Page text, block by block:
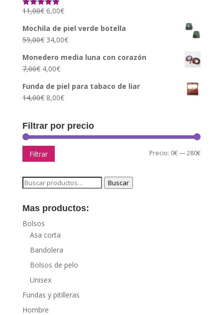
Valorado con
11,00€ 6,00€
Mochila de piel verde botella
59,00€ 34,00€
Monedero media luna con corazón
7,00€ 4,00€
Funda de piel para tabaco de liar
14,00€ 8,00€
Filtrar por precio
Precio
Precio
Filtrar Precio: 0€—280€
Buscar
Buscar
Mas productos:
Bolsos
Asa corta
Bandolera
Bolsos de pelo
Unisex
Fundas y pitilleras
Hombre